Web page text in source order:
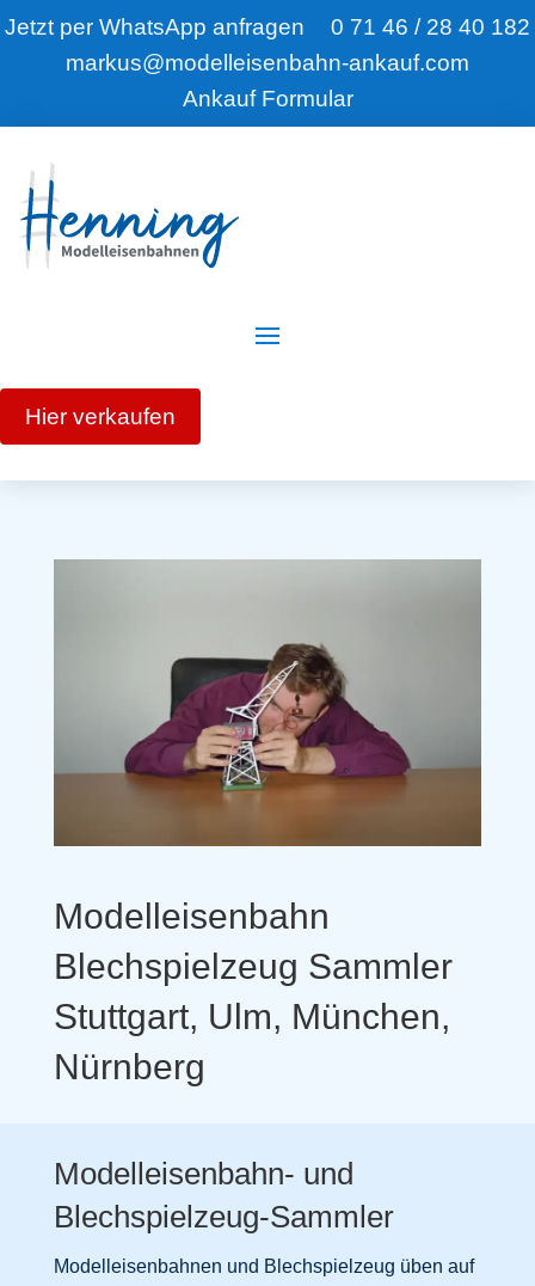
Jetzt per WhatsApp anfragen
0 71 46 / 28 40 182
markus@modelleisenbahn-ankauf.com
Ankauf Formular
Hier verkaufen
Modelleisenbahn
Blechspielzeug Sammler
Stuttgart, Ulm, München,
Nürnberg
Modelleisenbahn- und
Blechspielzeug-Sammler
Modelleisenbahnen und Blechspielzeug üben auf